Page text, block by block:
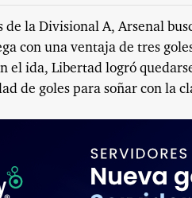
de la Divisional A, Arsenal
con una ventaja de tres
el ida, Libertad logró
de goles para soñar con la